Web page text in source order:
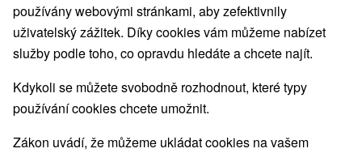
VŠECHNY TOP - NEJPRODÁVANĚJŠÍ NEJLEVNĚJŠÍ
používány webovými stránkami, aby zefektivnily
uživatelský zážitek. Díky cookies vám můžeme nabízet
služby podle toho, co opravdu hledáte a chcete najít.
Kdykoli se můžete svobodně rozhodnout, které typy
používání cookies chcete umožnit.
Zákon uvádí, že můžeme ukládat cookies na vašem